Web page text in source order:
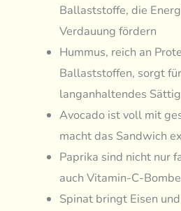
Ballaststoffe, die
Verdauung fördern
Hummus, reich an
Ballaststoffen, sorgt
langanhaltendes
Avocado ist voll mit
macht das Sandwich
Paprika sind nicht nur
auch Vitamin-C-
Spinat bringt Eisen